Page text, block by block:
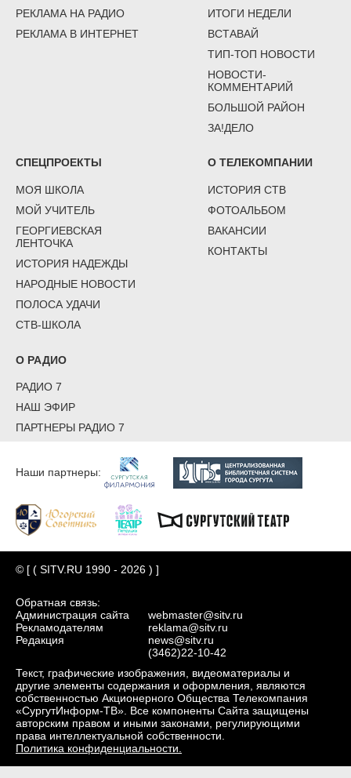
РЕКЛАМА НА РАДИО
РЕКЛАМА В ИНТЕРНЕТ
ИТОГИ НЕДЕЛИ
ВСТАВАЙ
ТИП-ТОП НОВОСТИ
НОВОСТИ-
КОММЕНТАРИЙ
БОЛЬШОЙ РАЙОН
ЗА!ДЕЛО
СПЕЦПРОЕКТЫ
МОЯ ШКОЛА
МОЙ УЧИТЕЛЬ
ГЕОРГИЕВСКАЯ
ЛЕНТОЧКА
ИСТОРИЯ НАДЕЖДЫ
НАРОДНЫЕ НОВОСТИ
ПОЛОСА УДАЧИ
СТВ-ШКОЛА
О ТЕЛЕКОМПАНИИ
ИСТОРИЯ СТВ
ФОТОАЛЬБОМ
ВАКАНСИИ
КОНТАКТЫ
О РАДИО
РАДИО 7
НАШ ЭФИР
ПАРТНЕРЫ РАДИО 7
Наши партнеры:
© [ ( SITV.RU 1990 - 2026 ) ]
Обратная связь:
Администрация сайта
Рекламодателям
Редакция
webmaster@sitv.ru
reklama@sitv.ru
news@sitv.ru
(3462)22-10-42
Текст, графические изображения, видеоматериалы и
другие элементы содержания и оформления, являются
собственностью Акционерного Общества Телекомпания
«СургутИнформ-ТВ». Все компоненты Сайта защищены
авторским правом и иными законами, регулирующими
права интеллектуальной собственности.
Политика конфиденциальности.